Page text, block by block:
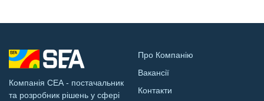
Компанія СЕА - постачальник
та розробник рішень у сфері
Про Компанію
Вакансії
Контакти